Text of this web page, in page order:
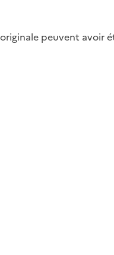
peuvent avoir